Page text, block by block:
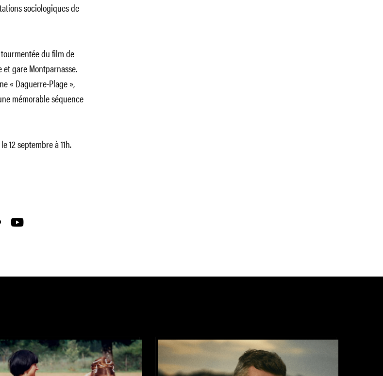
sociologiques de
du film de
gare Montparnasse.
« Daguerre-Plage »,
mémorable séquence
12 septembre à 11h.